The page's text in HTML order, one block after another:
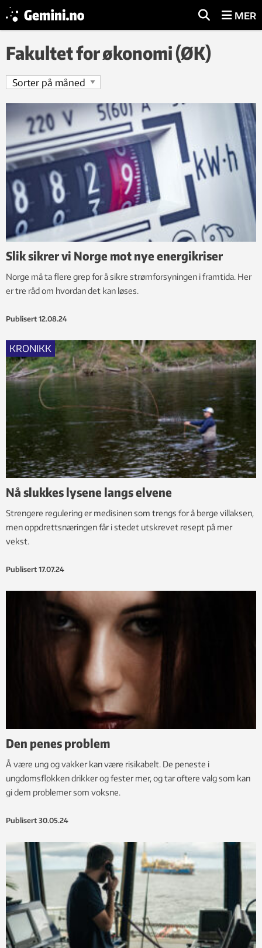
MER
Fakultet for økonomi (ØK)
Slik sikrer vi Norge mot nye energikriser
Norge må ta flere grep for å sikre strømforsyningen i framtida. Her
er tre råd om hvordan det kan løses.
Publisert 12.08.24
KRONIKK
Nå slukkes lysene langs elvene
Strengere regulering er medisinen som trengs for å berge villaksen,
men oppdrettsnæringen får i stedet utskrevet resept på mer
vekst.
Publisert 17.07.24
Den penes problem
Å være ung og vakker kan være risikabelt. De peneste i
ungdomsflokken drikker og fester mer, og tar oftere valg som kan
gi dem problemer som voksne.
Publisert 30.05.24